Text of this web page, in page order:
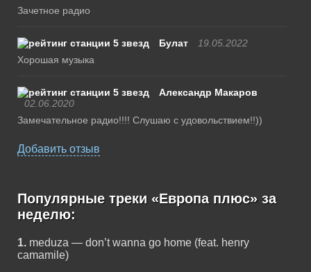
Зачетное радио
Булат
19.05.2022
Хорошая музыка
Александр Макаров
02.06.2020
Замечательное радио!!!! Слушаю с удовольствием!!))
Добавить отзыв
Популярные треки «Европа плюс» за
неделю:
1. meduza — don’t wanna go home (feat. henry
camamile)